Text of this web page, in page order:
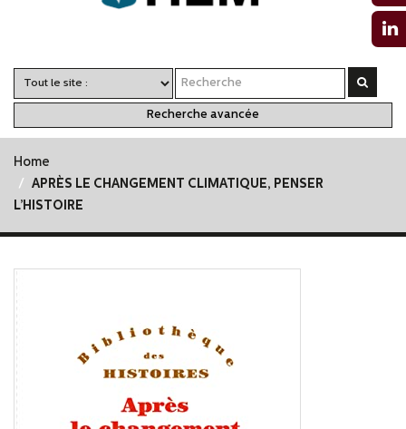
Recherche avancée
Home
APRÈS LE CHANGEMENT CLIMATIQUE, PENSER
L’HISTOIRE